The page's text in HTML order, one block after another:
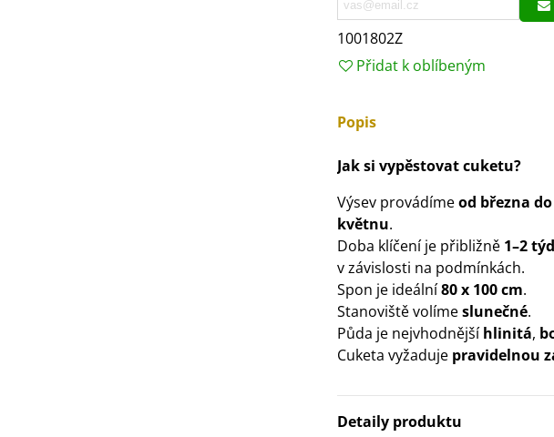
1001802Z
Přidat k oblíbeným
Popis
Jak si vypěstovat cuketu?
Výsev provádímeod března
květnu.
Doba klíčení je přibližně 1–2
v závislosti na podmínkách.
Spon je ideální80 x 100 cm.
Stanoviště volímeslunečné.
Půda je nejvhodnějšíhlinitá,
Cuketa vyžaduje pravidelnou
Detaily produktu